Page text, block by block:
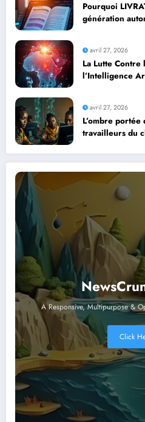
Pourquoi
génération
avril 27, 2026
La Lutte Contre
l’Intelligence
avril 27, 2026
L’ombre
travailleurs du
A Responsive, Multipurpose &
Click